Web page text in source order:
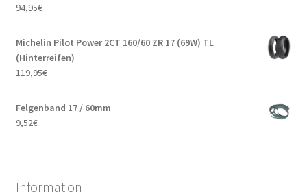
94,95€
Michelin Pilot Power 2CT 160/60 ZR 17 (69W) TL
(Hinterreifen)
119,95€
Felgenband 17 / 60mm
9,52€
Information